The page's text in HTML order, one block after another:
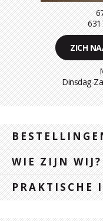
ZICH
Dinsdag-
WIE ZIJN WIJ?
PRAKTISCHE